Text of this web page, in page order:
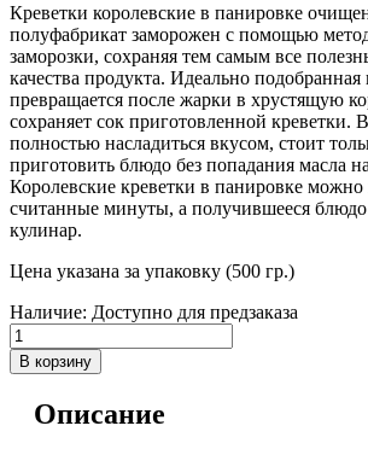
Креветки королевские в панировке
полуфабрикат заморожен с помощью
заморозки, сохраняя тем самым все
качества продукта. Идеально подобранная
превращается после жарки в хрустящую
сохраняет сок приготовленной креветки.
полностью насладиться вкусом, стоит
приготовить блюдо без попадания масла
Королевские креветки в панировке можно
считанные минуты, а получившееся
кулинар.
Цена указана за упаковку (500 гр.)
Наличие: Доступно для предзаказа
В корзину
Описание